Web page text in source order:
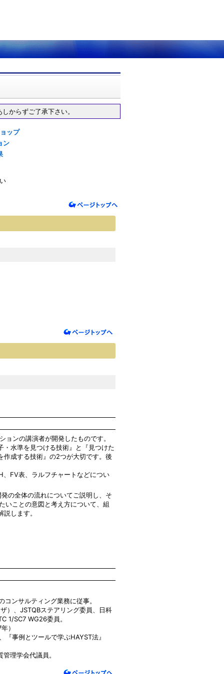
からずご了承下さい。
ップ
ン
ンの講演者が開発したものです。
水準を見つける技術』と『見つけた
作成する技術』の2つが大切です。後
FV表、ラルフチャートなどについ
の全体の流れについてご説明し、そ
いことの意図と考え方について、組
します。
ンサルティング業務に従事。
）、JSTQBステアリング委員、日科
1/SC7 WG26委員。
）
事例とツールで学ぶHAYST法』
理学会代議員。